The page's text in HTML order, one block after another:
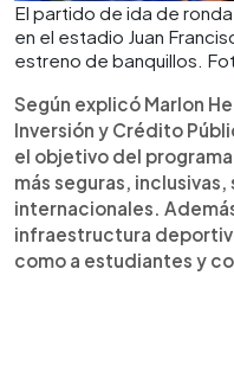
El partido de ida de
en el estadio Juan
estreno de banquillos.
Según explicó Marlon
Inversión y Crédito
el objetivo del
más seguras,
internacionales.
infraestructura
como a estudiantes y